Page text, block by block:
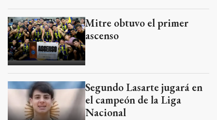
Mitre obtuvo el primer
ascenso
Segundo Lasarte jugará en
el campeón de la Liga
Nacional